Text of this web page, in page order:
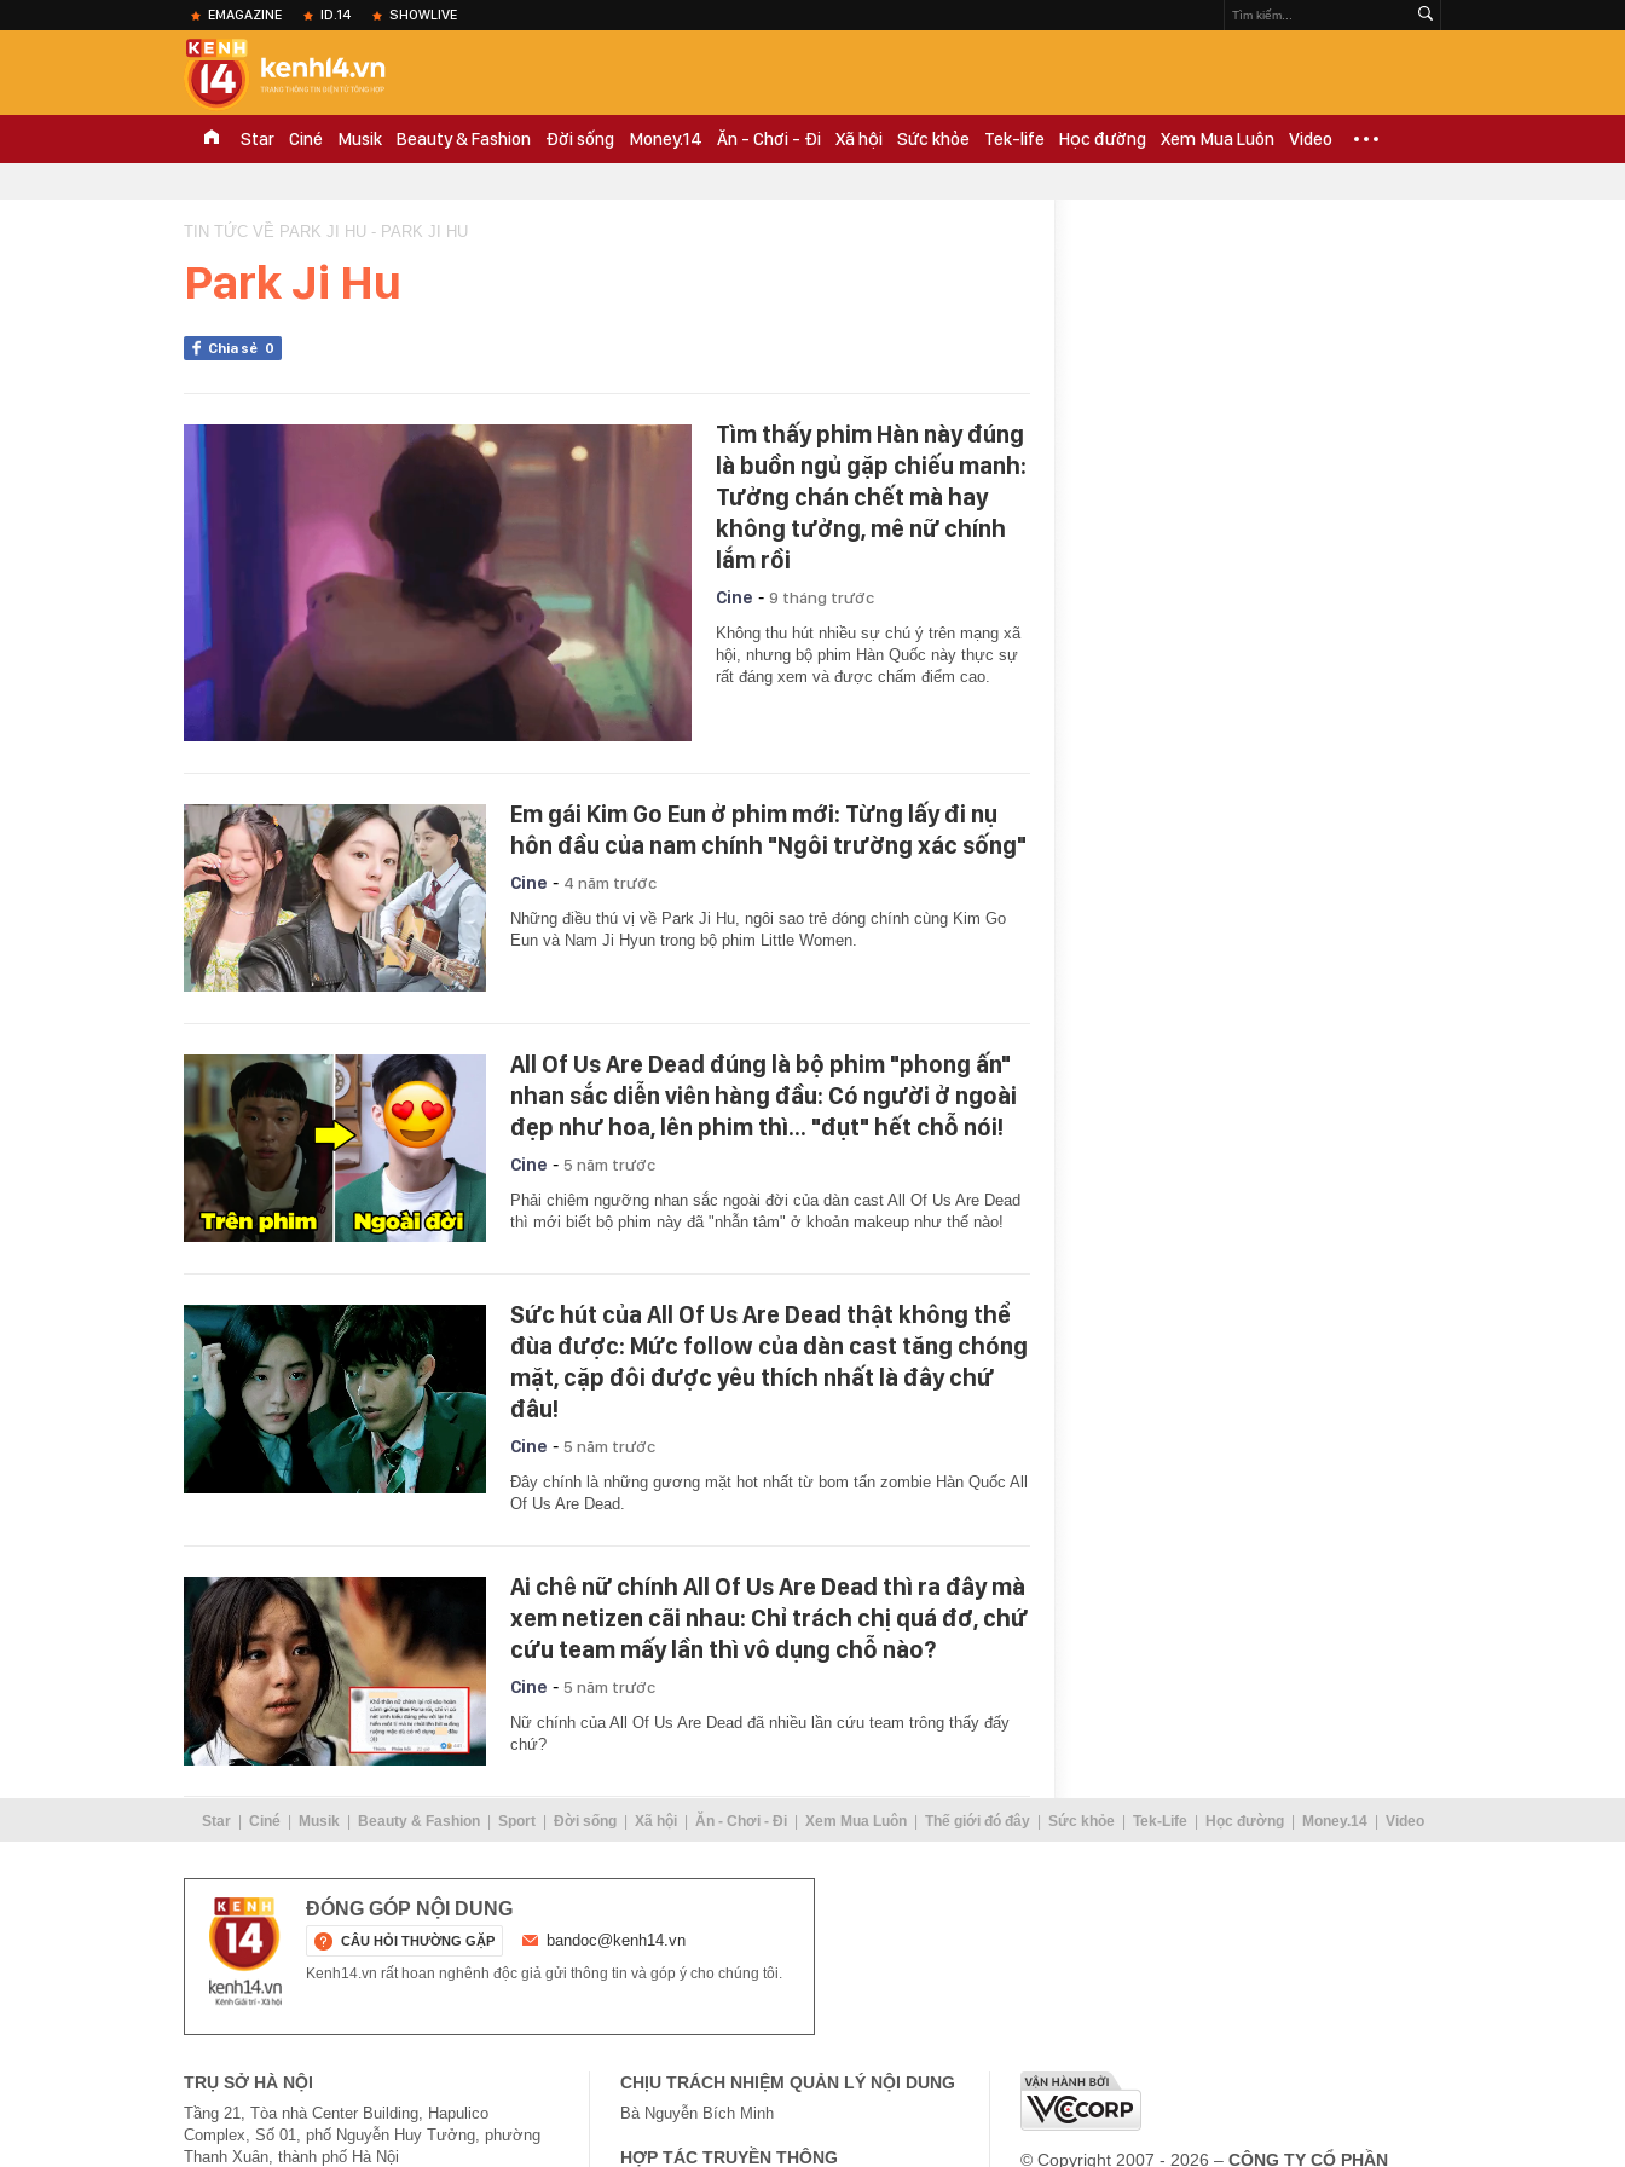
EMAGAZINE ID.14 SHOWLIVE
Star Ciné Musik Beauty & Fashion Đời sống Money.14 Ăn - Chơi - Đi Xã hội Sức khỏe Tek-life Học đường Xem Mua Luôn Video
TIN TỨC VỀ PARK JI HU - PARK JI HU
Park Ji Hu
Chia sẻ 0
Tìm thấy phim Hàn này đúng
là buồn ngủ gặp chiếu manh:
Tưởng chán chết mà hay
không tưởng, mê nữ chính
lắm rồi
Cine - 9 tháng trước
Không thu hút nhiều sự chú ý trên mạng xã
hội, nhưng bộ phim Hàn Quốc này thực sự
rất đáng xem và được chấm điểm cao.
Em gái Kim Go Eun ở phim mới: Từng lấy đi nụ
hôn đầu của nam chính "Ngôi trường xác sống"
Cine - 4 năm trước
Những điều thú vị về Park Ji Hu, ngôi sao trẻ đóng chính cùng Kim Go
Eun và Nam Ji Hyun trong bộ phim Little Women.
All Of Us Are Dead đúng là bộ phim "phong ấn"
nhan sắc diễn viên hàng đầu: Có người ở ngoài
đẹp như hoa, lên phim thì... "đụt" hết chỗ nói!
Cine - 5 năm trước
Phải chiêm ngưỡng nhan sắc ngoài đời của dàn cast All Of Us Are Dead
thì mới biết bộ phim này đã "nhẫn tâm" ở khoản makeup như thế nào!
Sức hút của All Of Us Are Dead thật không thể
đùa được: Mức follow của dàn cast tăng chóng
mặt, cặp đôi được yêu thích nhất là đây chứ
đâu!
Cine - 5 năm trước
Đây chính là những gương mặt hot nhất từ bom tấn zombie Hàn Quốc All
Of Us Are Dead.
Ai chê nữ chính All Of Us Are Dead thì ra đây mà
xem netizen cãi nhau: Chỉ trách chị quá đơ, chứ
cứu team mấy lần thì vô dụng chỗ nào?
Cine - 5 năm trước
Nữ chính của All Of Us Are Dead đã nhiều lần cứu team trông thấy đấy
chứ?
Star Ciné Musik Beauty & Fashion Sport Đời sống Xã hội Ăn - Chơi - Đi Xem Mua Luôn Thế giới đó đây Sức khỏe Tek-Life Học đường Money.14 Video
ĐÓNG GÓP NỘI DUNG
CÂU HỎI THƯỜNG GẶP bandoc@kenh14.vn
Kenh14.vn rất hoan nghênh độc giả gửi thông tin và góp ý cho chúng tôi.
TRỤ SỞ HÀ NỘI
Tầng 21, Tòa nhà Center Building, Hapulico
Complex, Số 01, phố Nguyễn Huy Tưởng, phường
Thanh Xuân, thành phố Hà Nội
CHỊU TRÁCH NHIỆM QUẢN LÝ NỘI DUNG
Bà Nguyễn Bích Minh
HỢP TÁC TRUYỀN THÔNG © Copyright 2007 - 2026 – CÔNG TY CỔ PHẦN